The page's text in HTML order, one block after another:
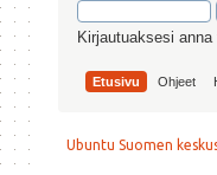
Kirjautuaksesi
Etusivu Ohjeet
Ubuntu Suomen